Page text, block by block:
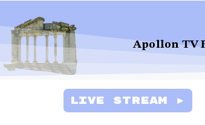
Apollon TV
Live Stream ►